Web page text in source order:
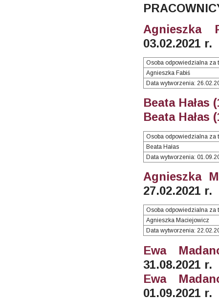
Agnieszka
03.02.2021 r.
Osoba odpowiedzialna za
Agnieszka Fabiś
Data wytworzenia:
Beata Hałas
Beata Hałas
Osoba odpowiedzialna za
Beata Hałas
Data wytworzenia:
Agnieszka
27.02.2021 r.
Osoba odpowiedzialna za
Agnieszka Maciejowicz
Data wytworzenia:
Ewa
31.08.2021 r.
Ewa
01.09.2021 r.